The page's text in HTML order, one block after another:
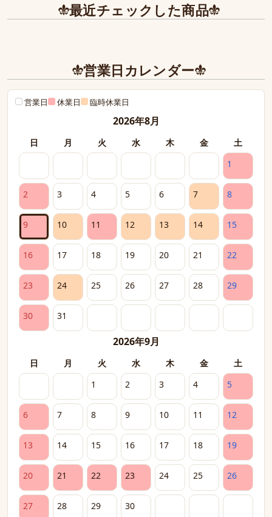
最近チェックした商品
営業日カレンダー
営業日 休業日 臨時休業日
2026年8月
日 月 火 水 木 金
土
1
2 3 4 5 6 7 8
9 10 11 12 13 14 15
16 17 18 19 20 21 22
23 24 25 26 27 28 29
30 31
2026年9月
日 月 火 水 木 金
土
1
2 3 4 5
6 7 8 9 10 11 12
13 14 15 16 17 18 19
20 21 22 23 24 25 26
27 28 29 30